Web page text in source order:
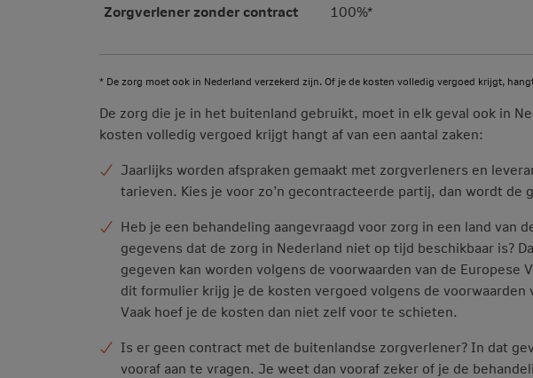
Zorgverlener zonder contract 100%*
* De zorg moet ook in Nederland verzekerd zijn. Of je de kosten volledig vergoed krijgt,
De zorg die je in het buitenland gebruikt, moet in elk geval ook in
kosten volledig vergoed krijgt hangt af van een aantal zaken:
Jaarlijks worden afspraken gemaakt met zorgverleners en
tarieven. Kies je voor zo’n gecontracteerde partij, dan wordt de
Heb je een behandeling aangevraagd voor zorg in een land van
gegevens dat de zorg in Nederland niet op tijd beschikbaar is?
gegeven kan worden volgens de voorwaarden van de
dit formulier krijg je de kosten vergoed volgens de
Vaak hoef je de kosten dan niet zelf voor te schieten.
Is er geen contract met de buitenlandse zorgverlener? In dat
vooraf aan te vragen. Je weet dan vooraf zeker of je de